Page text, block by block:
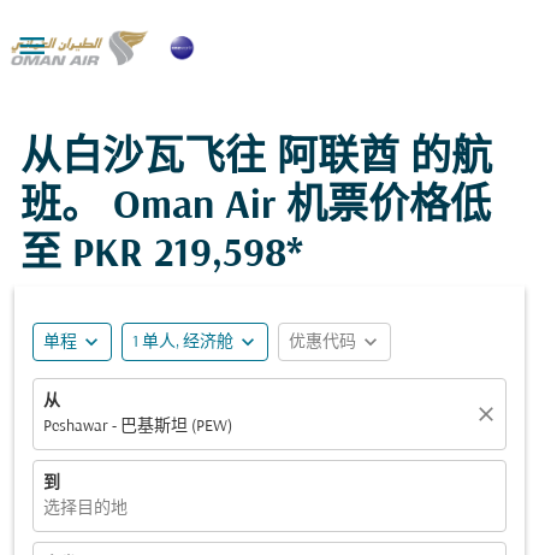

从白沙瓦飞往 阿联酋 的航
班。 Oman Air 机票价格低
至 PKR 219,598*
单程 expand_more 1 单人, 经济舱 expand_more 优惠代码 expand_more
从
Peshawar - 巴基斯坦 (PEW)
close
到
选择目的地